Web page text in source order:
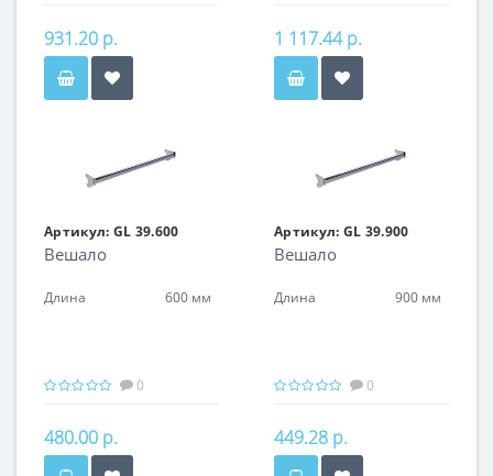
931.20 р. 1 117.44 р.
Артикул: GL 39.600
Вешало
Длина 600 мм
0
480.00 р.
Артикул: GL 39.900
Вешало
Длина 900 мм
0
449.28 р.